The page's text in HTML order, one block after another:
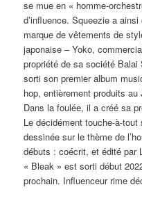
se mue en « homme-
d’influence. Squeezie a
marque de vêtements de
japonaise – Yoko,
propriété de sa société
sorti son premier album
hop, entièrement produits
Dans la foulée, il a créé sa
Le décidément touche-à-
dessinée sur le thème de
débuts : coécrit, et édité par
« Bleak » est sorti début
prochain. Influenceur rime